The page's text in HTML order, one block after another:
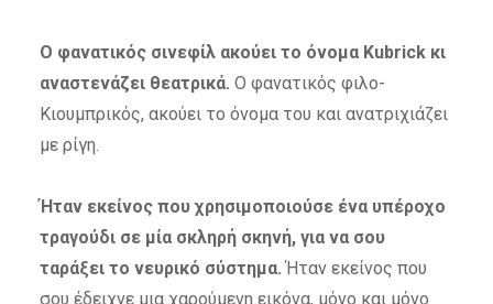
Ο φανατικός σινεφίλ ακούει το όνομα Kubrick κι
αναστενάζει θεατρικά. Ο φανατικός φιλο-
Kιουμπρικός, ακούει το όνομα του και ανατριχιάζει
με ρίγη.
Ήταν εκείνος που χρησιμοποιούσε ένα υπέροχο
τραγούδι σε μία σκληρή σκηνή, για να σου
ταράξει το νευρικό σύστημα. Ήταν εκείνος που
σου έδειχνε μια χαρούμενη εικόνα, μόνο και μόνο